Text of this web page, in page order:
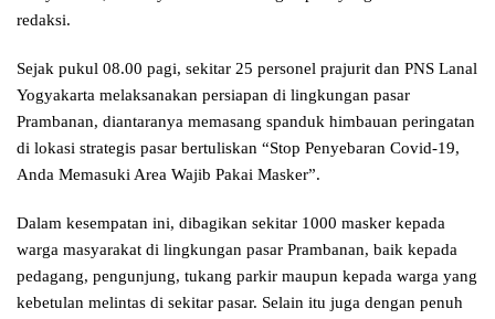
redaksi.
Sejak pukul 08.00 pagi, sekitar 25 personel prajurit dan PNS Lanal
Yogyakarta melaksanakan persiapan di lingkungan pasar
Prambanan, diantaranya memasang spanduk himbauan peringatan
di lokasi strategis pasar bertuliskan “Stop Penyebaran Covid-19,
Anda Memasuki Area Wajib Pakai Masker”.
Dalam kesempatan ini, dibagikan sekitar 1000 masker kepada
warga masyarakat di lingkungan pasar Prambanan, baik kepada
pedagang, pengunjung, tukang parkir maupun kepada warga yang
kebetulan melintas di sekitar pasar. Selain itu juga dengan penuh